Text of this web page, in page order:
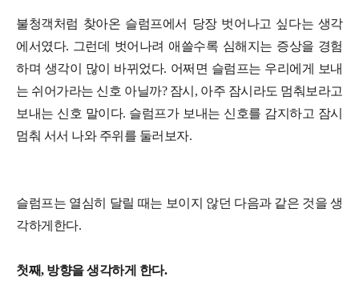
불청객처럼 찾아온 슬럼프에서 당장 벗어나고 싶다는 생각
에서였다. 그런데 벗어나려 애쓸수록 심해지는 증상을 경험
하며 생각이 많이 바뀌었다. 어쩌면 슬럼프는 우리에게 보내
는 쉬어가라는 신호 아닐까? 잠시, 아주 잠시라도 멈춰보라고
보내는 신호 말이다. 슬럼프가 보내는 신호를 감지하고 잠시
멈춰 서서 나와 주위를 둘러보자.
슬럼프는 열심히 달릴 때는 보이지 않던 다음과 같은 것을 생
각하게한다.
첫째, 방향을 생각하게 한다.